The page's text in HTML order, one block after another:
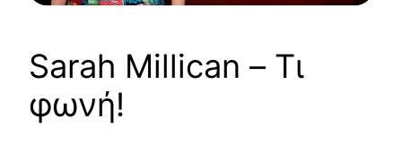
Sarah Millican – Τι
φωνή!